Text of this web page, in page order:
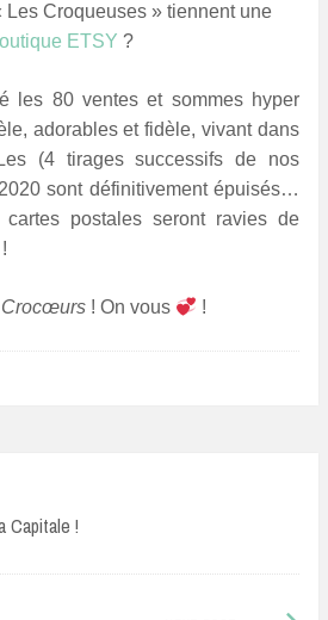
Les Croqueuses » tiennent une
ETSY ?
les 80 ventes et sommes hyper
adorables et fidèle, vivant dans
(4 tirages successifs de nos
sont définitivement épuisés…
postales seront ravies de
Crocœurs! On vous !
Capitale !